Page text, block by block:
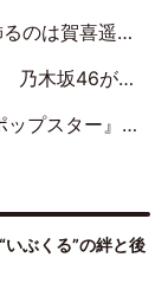
った私を見ていただけたら」
フォーマンスの舞台裏
全身全霊のステージ
ぶくる”の絆と後